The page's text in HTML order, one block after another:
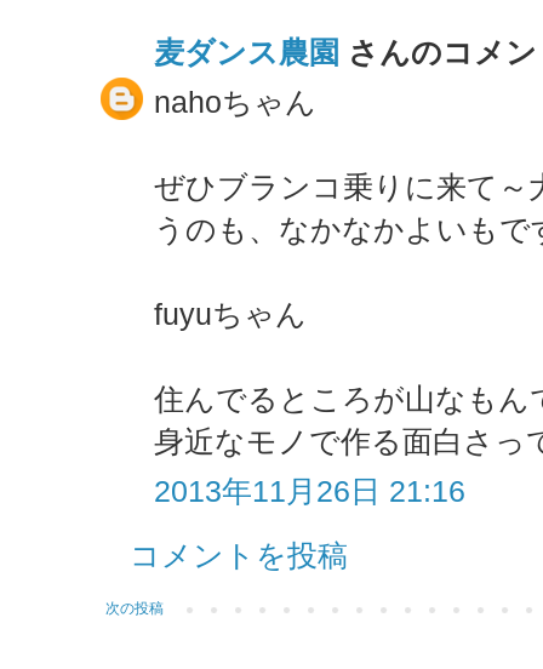
麦ダンス農園 さんのコメ
nahoちゃん
ぜひブランコ乗りに来て
うのも、なかなかよいもで
fuyuちゃん
住んでるところが山なも
身近なモノで作る面白さっ
2013年11月26日 21:16
コメントを投稿
次の投稿